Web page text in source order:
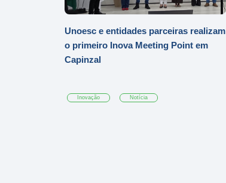
Unoesc e entidades parceiras realizam
o primeiro Inova Meeting Point em
Capinzal
Inovação Notícia